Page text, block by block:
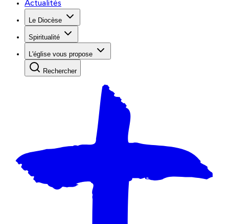
Actualités
Le Diocèse
Spiritualité
L'église vous propose
Rechercher